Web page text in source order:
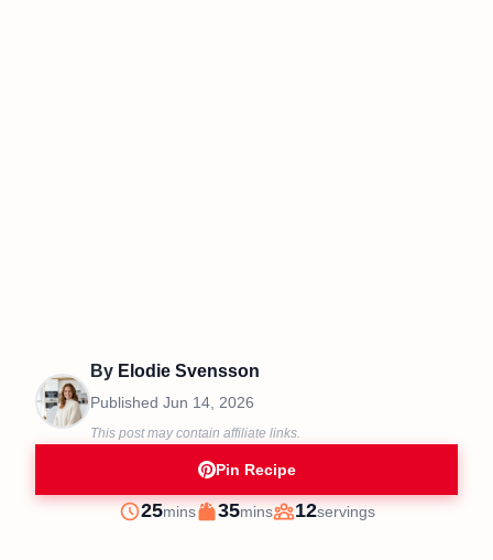
By Elodie Svensson
Published Jun 14, 2026
This post may contain affiliate links.
Pin Recipe
Prep
25minutes
mins
Cook
35minutes
mins
Servings
12servings